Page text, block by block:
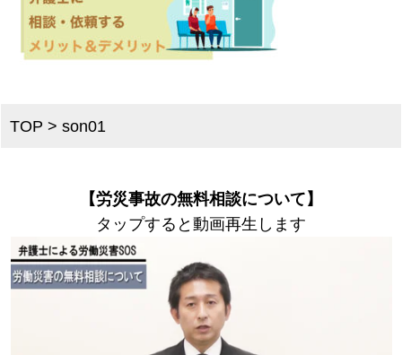
TOP >son01
【労災事故の無料相談について】
タップすると動画再生します